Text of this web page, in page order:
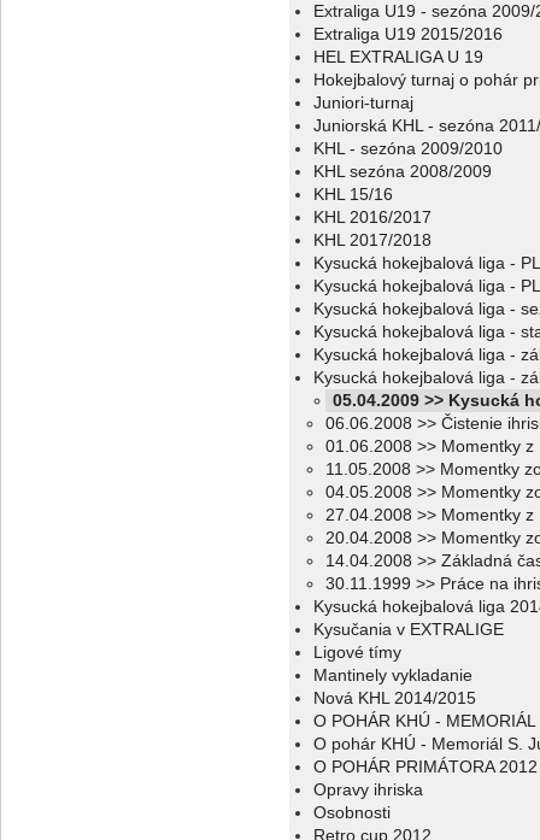
Extraliga U19 - sezóna 2009/
Extraliga U19 2015/2016
HEL EXTRALIGA U 19
Hokejbalový turnaj o pohár
Juniori-turnaj
Juniorská KHL - sezóna
KHL - sezóna 2009/2010
KHL sezóna 2008/2009
KHL 15/16
KHL 2016/2017
KHL 2017/2018
Kysucká hokejbalová liga -
Kysucká hokejbalová liga -
Kysucká hokejbalová liga -
Kysucká hokejbalová liga -
Kysucká hokejbalová liga -
Kysucká hokejbalová liga -
05.04.2009 >> Kysucká
06.06.2008 >> Čistenie
01.06.2008 >> Momentky z
11.05.2008 >> Momentky
04.05.2008 >> Momentky
27.04.2008 >> Momentky z
20.04.2008 >> Momentky
14.04.2008 >> Základná
30.11.1999 >> Práce na
Kysucká hokejbalová liga
Kysučania v EXTRALIGE
Ligové tímy
Mantinely vykladanie
Nová KHL 2014/2015
O POHÁR KHÚ - MEMORIÁL
O pohár KHÚ - Memoriál S.
O POHÁR PRIMÁTORA 2012
Opravy ihriska
Osobnosti
Retro cup 2012